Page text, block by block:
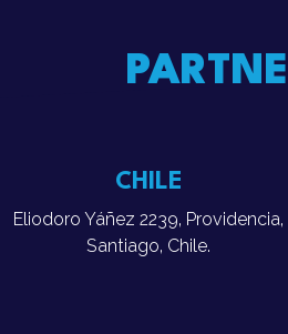
CHILE
Eliodoro Yáñez 2239, Providencia,
Santiago, Chile.